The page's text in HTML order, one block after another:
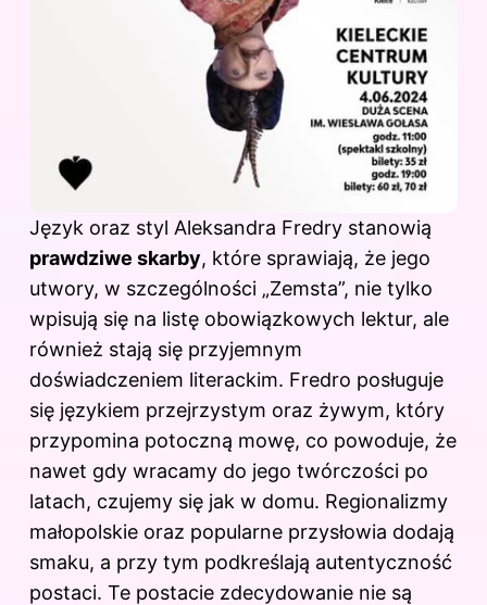
Język oraz styl Aleksandra Fredry stanowią
prawdziwe skarby, które sprawiają, że jego
utwory, w szczególności „Zemsta”, nie tylko
wpisują się na listę obowiązkowych lektur, ale
również stają się przyjemnym
doświadczeniem literackim. Fredro posługuje
się językiem przejrzystym oraz żywym, który
przypomina potoczną mowę, co powoduje, że
nawet gdy wracamy do jego twórczości po
latach, czujemy się jak w domu. Regionalizmy
małopolskie oraz popularne przysłowia dodają
smaku, a przy tym podkreślają autentyczność
postaci. Te postacie zdecydowanie nie są